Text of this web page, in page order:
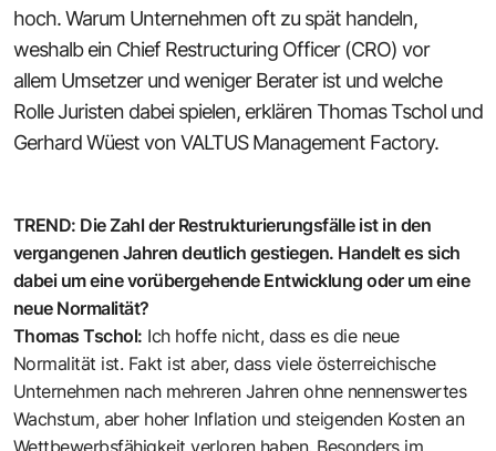
hoch. Warum Unternehmen oft zu spät handeln,
weshalb ein Chief Restructuring Officer (CRO) vor
allem ­Umsetzer und weniger Berater ist und welche
Rolle Juristen dabei spielen, erklären Thomas Tschol und
Gerhard Wüest vonVALTUS Management Factory.
TREND: Die Zahl der Restrukturierungsfälle ist in den
vergangenen Jahren deutlich gestiegen. Handelt es sich
dabei um eine vorübergehende Entwicklung oder um eine
neue Normalität?
Thomas Tschol: Ich hoffe nicht, dass es die neue
Normalität ist. Fakt ist aber, dass viele österreichische
Unternehmen nach mehreren Jahren ohne nennenswertes
Wachstum, aber hoher Inflation und steigenden Kosten an
Wettbewerbsfähigkeit verloren haben. Besonders im